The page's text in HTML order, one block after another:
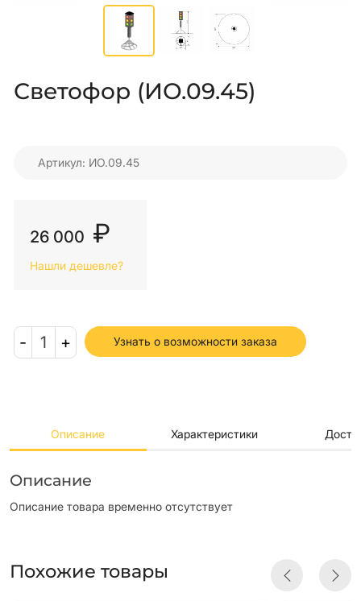
Светофор (ИО.09.45)
Артикул: ИО.09.45
26 000 ₽
Нашли дешевле?
- 1 + Узнать о возможности заказа
Описание Характеристики
Описание
Описание товара временно отсутствует
Похожие товары